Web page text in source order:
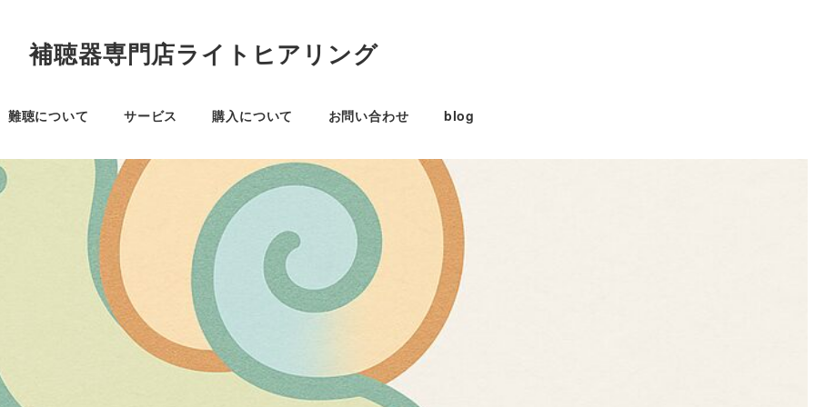
補聴器専門店ライトヒアリング
難聴について サービス 購入について お問い合わせ blog